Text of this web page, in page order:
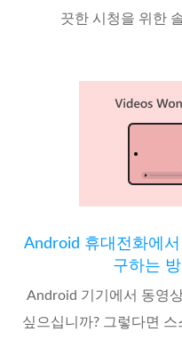
끗한 시청을 위한
Android 휴대전화에
구하는
Android 기기에서 동영
싶으십니까? 그렇다면